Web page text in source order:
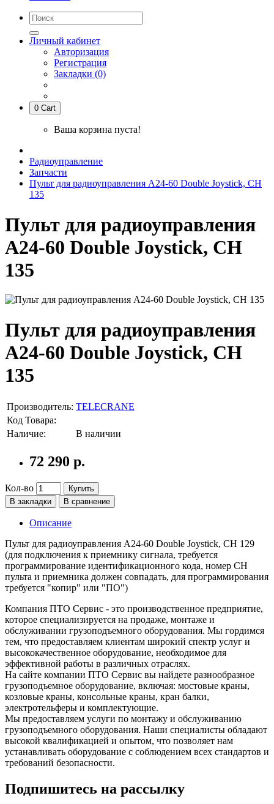
Личный кабинет
Авторизация
Регистрация
Закладки (0)
0 Cart
Ваша корзина пуста!
Радиоуправление
Запчасти
Пульт для радиоуправления А24-60 Double Joystick, СН
135
Пульт для радиоуправления
А24-60 Double Joystick, СН
135
Пульт для радиоуправления
А24-60 Double Joystick, СН
135
Производитель: TELECRANE
Код Товара:
Наличие:
В наличии
72 290 р.
Кол-во
Купить
В закладки
В сравнение
Описание
Пульт для радиоуправления А24-60 Double Joystick, СН 129
(для подключения к приемнику сигнала, требуется
программирование идентификационного кода, номер СН
пульта и приемника должен совпадать, для программирования
требуется "копир" или "ПО")
Компания ПТО Сервис - это производственное предприятие,
которое специализируется на продаже, монтаже и
обслуживании грузоподъемного оборудования. Мы гордимся
тем, что предоставляем клиентам широкий спектр услуг и
высококачественное оборудование, необходимое для
эффективной работы в различных отраслях.
На сайте компании ПТО Сервис вы найдете разнообразное
грузоподъемное оборудование, включая: мостовые краны,
козловые краны, консольные краны, кран балки,
электротельферы и комплектующие.
Мы предоставляем услуги по монтажу и обслуживанию
грузоподъемного оборудования. Наши специалисты обладают
высокой квалификацией и опытом, что позволяет нам
устанавливать оборудование с соблюдением всех стандартов и
требований безопасности.
Подпишитесь на рассылку